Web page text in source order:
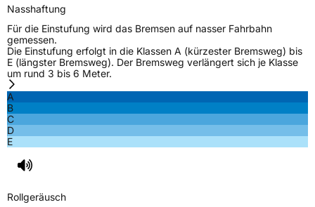
EU Label
EffizienzC
Nasshaftung D
Fahrzeugklasse
3PMSF / Schneeflockensymbol / Alpine-Symbol
Nasshaftung
Für die Einstufung wird das Bremsen auf nasser Fahrbahn
gemessen.
Die Einstufung erfolgt in die Klassen A (kürzester Bremsweg) bis
E (längster Bremsweg). Der Bremsweg verlängert sich je Klasse
um rund 3 bis 6 Meter.
A
B
C
D
E
Rollgeräusch